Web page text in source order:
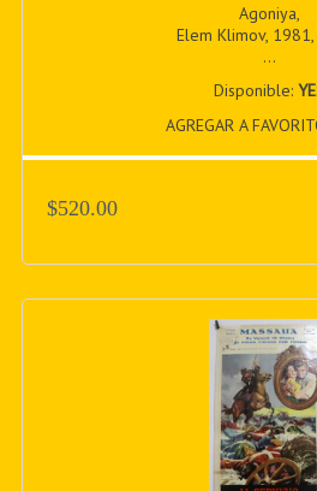
Agoniya,
Elem Klimov, 1981,
...
Disponible:
AGREGAR A
$520.00